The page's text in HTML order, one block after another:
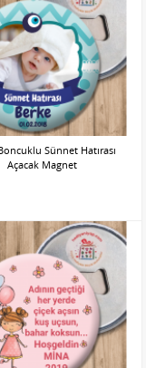
Sünnet Hatırası
Açacak Magnet